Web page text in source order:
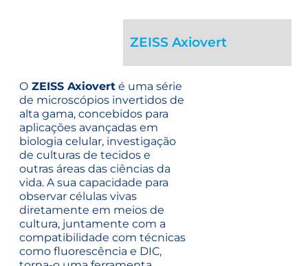
ZEISS Axiovert
O ZEISS Axiovert é uma série
de microscópios invertidos de
alta gama, concebidos para
aplicações avançadas em
biologia celular, investigação
de culturas de tecidos e
outras áreas das ciências da
vida. A sua capacidade para
observar células vivas
diretamente em meios de
cultura, juntamente com a
compatibilidade com técnicas
como fluorescência e DIC,